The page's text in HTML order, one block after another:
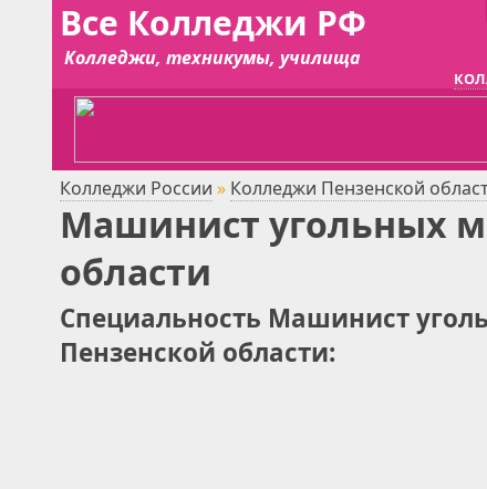
Все Колледжи РФ
Колледжи, техникумы, училища
Колледжи России » Колледжи Пензенской
Машинист угольных
области
Специальность Машинист
Пензенской области: